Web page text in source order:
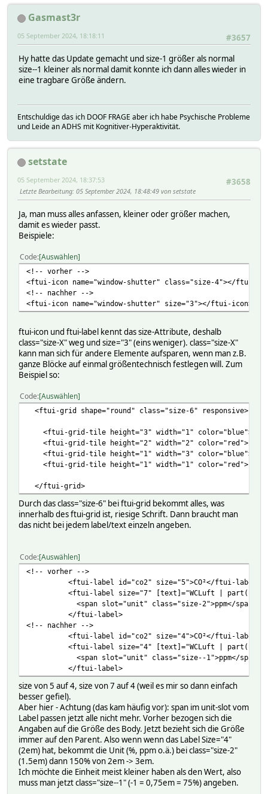
Gasmast3r
#3657
05 September 2024, 18:18:11
Hy hatte das Update gemacht und size-1 größer als normal
size--1 kleiner als normal damit konnte ich dann alles wieder in
eine tragbare Größe ändern.
Entschuldige das ich DOOF FRAGE aber ich habe Psychische Probleme
und Leide an ADHS mit Kognitiver-Hyperaktivität.
setstate
#3658
05 September 2024, 18:37:53
Letzte Bearbeitung: 05 September 2024, 18:48:49 von setstate
Ja, man muss alles anfassen, kleiner oder größer machen,
damit es wieder passt.
Beispiele:
Code Auswählen
<!-- vorher -->
<ftui-icon name="window-shutter" class="size-4"></ftui-
<!-- nachher -->
<ftui-icon name="window-shutter" size="3"></ftui-icon>
ftui-icon und ftui-label kennt das size-Attribute, deshalb
class="size-X" weg und size="3" (eins weniger). class="size-X"
kann man sich für andere Elemente aufsparen, wenn man z.B.
ganze Blöcke auf einmal größentechnisch festlegen will. Zum
Beispiel so:
Code Auswählen
<ftui-grid shape="round" class="size-6" responsive>
<ftui-grid-tile height="3" width="1"
<ftui-grid-tile height="2" width="2"
<ftui-grid-tile height="1" width="3"
<ftui-grid-tile height="1" width="1"
</ftui-grid>
Durch das class="size-6" bei ftui-grid bekommt alles, was
innerhalb des ftui-grid ist, riesige Schrift. Dann braucht man
das nicht bei jedem label/text einzeln angeben.
Code Auswählen
<!-- vorher -->
<ftui-label id="co2" size="5">CO²</ftui-label>
<ftui-label size="7" [text]="WCLuft | part(1) |
<span slot="unit" class="size-2">ppm</span>
</ftui-label>
<!-- nachher -->
<ftui-label id="co2" size="4">CO²</ftui-label>
<ftui-label size="4" [text]="WCLuft | part(1) |
<span slot="unit" class="size--1">ppm</span>
</ftui-label>
size von 5 auf 4, size von 7 auf 4 (weil es mir so dann einfach
besser gefiel).
Aber hier - Achtung (das kam häufig vor): span im unit-slot vom
Label passen jetzt alle nicht mehr. Vorher bezogen sich die
Angaben auf die Größe des Body. Jetzt bezieht sich die Größe
immer auf den Parent. Also wenn wenn das Label Size="4"
(2em) hat, bekommt die Unit (%, ppm o.ä.) bei class="size-2"
(1.5em) dann 150% von 2em -> 3em.
Ich möchte die Einheit meist kleiner haben als den Wert, also
muss man jetzt class="size--1" (-1 = 0,75em = 75%) angeben.